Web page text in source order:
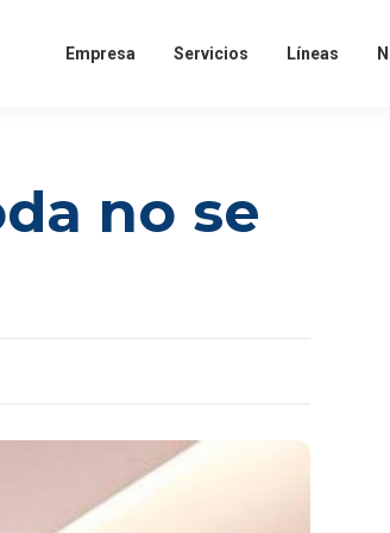
Empresa Servicios Líneas
no se
y potenciar tus habilidades personales y
una marca con más de cinco décadas en
MÁS